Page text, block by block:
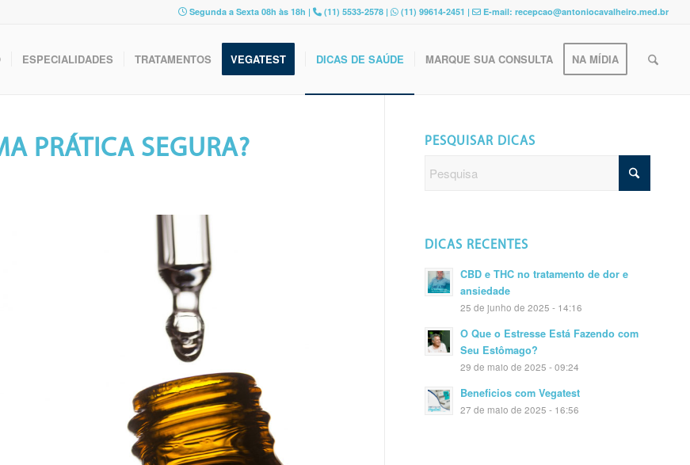
Segunda a Sexta 08h às 18h | (11) 5533-2578 | (11) 99614-2451 | E-mail: recepcao@antoniocavalheiro.med.br
ESPECIALIDADES TRATAMENTOS VEGATEST DICAS DE SAÚDE MARQUE SUA CONSULTA NA MÍDIA
PRÁTICA SEGURA? PESQUISAR DICAS
DICAS RECENTES
CBD e THC no tratamento de dor e
ansiedade
25 de junho de 2025 - 14:16
O Que o Estresse Está Fazendo com
Seu Estômago?
29 de maio de 2025 - 09:24
Beneficios com Vegatest
27 de maio de 2025 - 16:56